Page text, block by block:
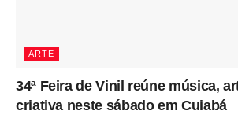
ARTE
34ª Feira de Vinil reúne música,
criativa neste sábado em Cuiabá